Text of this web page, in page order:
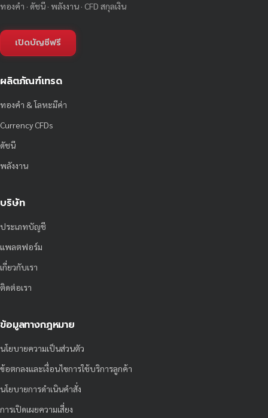
ทองคำ · ดัชนี · พลังงาน · CFD สกุลเงิน
เปิดบัญชีฟรี
ผลิตภัณฑ์เทรด
ทองคำ & โลหะมีค่า
Currency CFDs
ดัชนี
พลังงาน
บริษัท
ประเภทบัญชี
แพลตฟอร์ม
เกี่ยวกับเรา
ติดต่อเรา
ข้อมูลทางกฎหมาย
นโยบายความเป็นส่วนตัว
ข้อตกลงและเงื่อนไขการใช้บริการลูกค้า
นโยบายการดำเนินคำสั่ง
การเปิดเผยความเสี่ยง